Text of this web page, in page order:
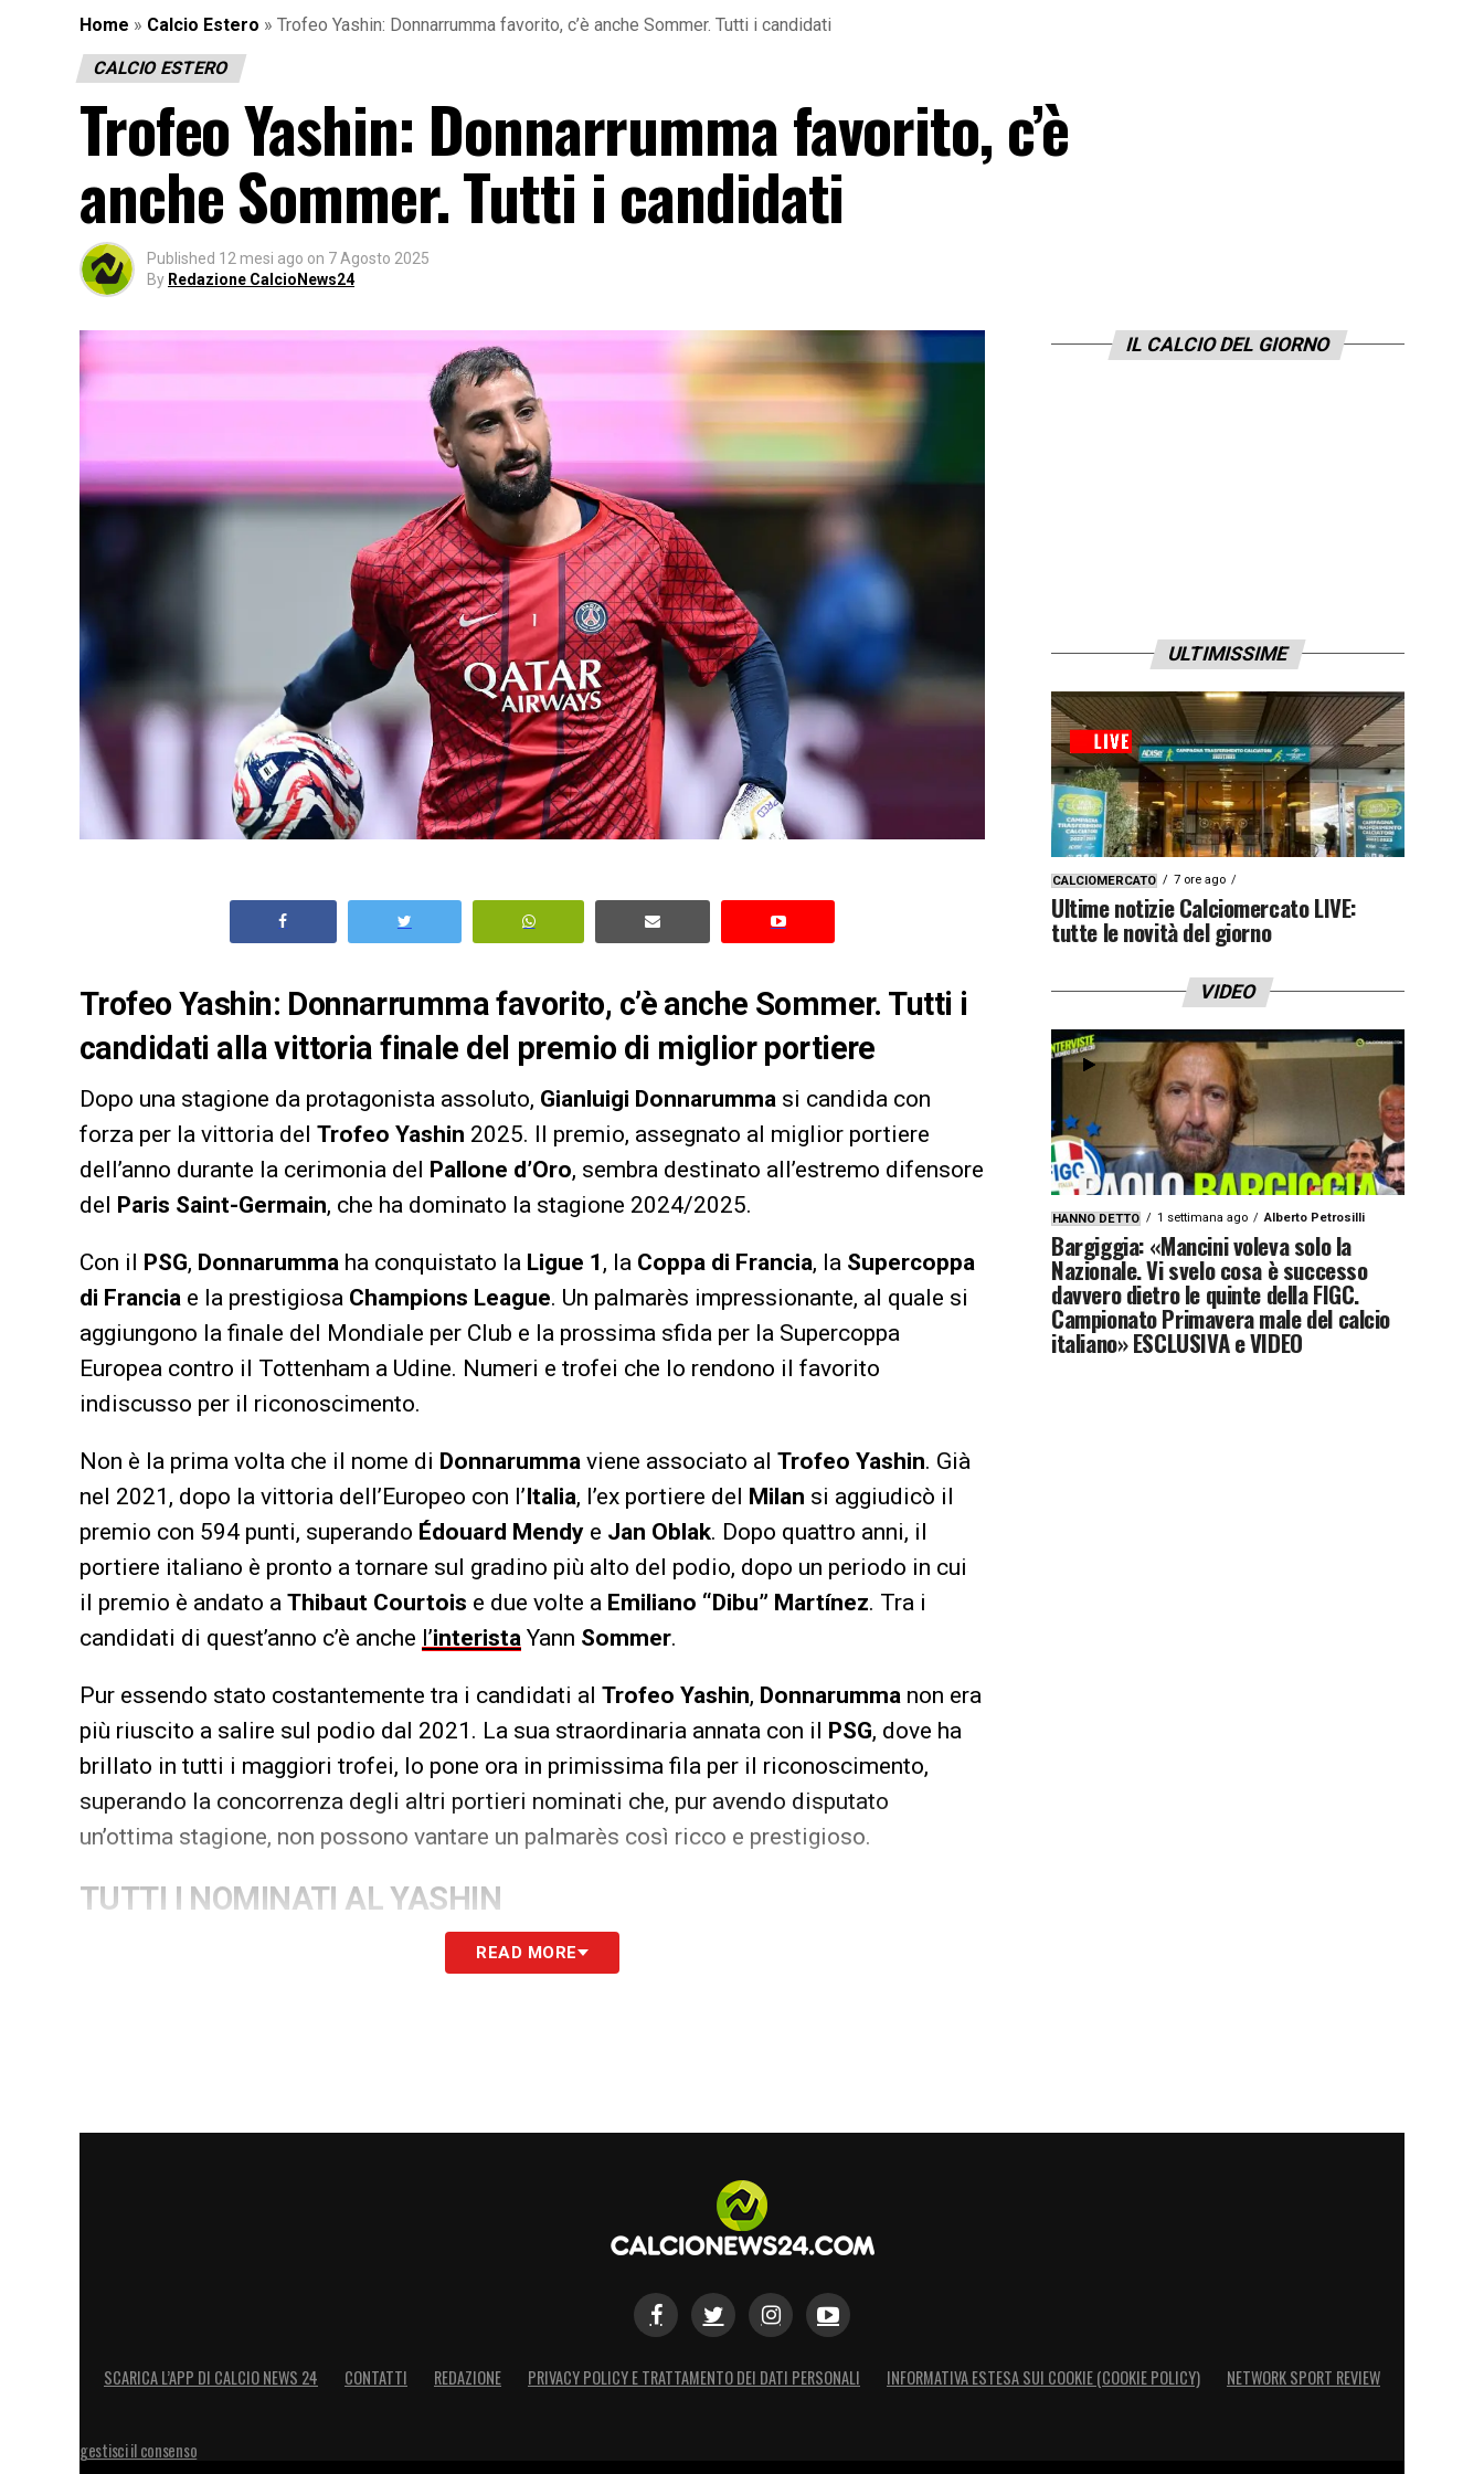
Home » Calcio Estero » Trofeo Yashin: Donnarrumma favorito, c’è anche Sommer. Tutti i candidati
CALCIO ESTERO
Trofeo Yashin: Donnarrumma favorito, c’è
anche Sommer. Tutti i candidati
Published 12 mesi ago on 7 Agosto 2025
By Redazione CalcioNews24
Trofeo Yashin: Donnarrumma favorito, c’è anche Sommer. Tutti i
candidati alla vittoria finale del premio di miglior portiere
Dopo una stagione da protagonista assoluto, Gianluigi Donnarumma si candida con
forza per la vittoria del Trofeo Yashin 2025. Il premio, assegnato al miglior portiere
dell’anno durante la cerimonia del Pallone d’Oro, sembra destinato all’estremo difensore
del Paris Saint-Germain, che ha dominato la stagione 2024/2025.
Con il PSG, Donnarumma ha conquistato la Ligue 1 , la Coppa di Francia, la Supercoppa
di Francia e la prestigiosa Champions League. Un palmarès impressionante, al quale si
aggiungono la finale del Mondiale per Club e la prossima sfida per la Supercoppa
Europea contro il Tottenham a Udine. Numeri e trofei che lo rendono il favorito
indiscusso per il riconoscimento.
Non è la prima volta che il nome di Donnarumma viene associato al Trofeo Yashin. Già
nel 2021, dopo la vittoria dell’Europeo con l’Italia, l’ex portiere del Milan si aggiudicò il
premio con 594 punti, superando Édouard Mendy e Jan Oblak. Dopo quattro anni, il
portiere italiano è pronto a tornare sul gradino più alto del podio, dopo un periodo in cui
il premio è andato a Thibaut Courtois e due volte a Emiliano “Dibu” Martínez. Tra i
candidati di quest’anno c’è anche l’interista Yann Sommer.
Pur essendo stato costantemente tra i candidati al Trofeo Yashin, Donnarumma non era
più riuscito a salire sul podio dal 2021. La sua straordinaria annata con il PSG, dove ha
brillato in tutti i maggiori trofei, lo pone ora in primissima fila per il riconoscimento,
superando la concorrenza degli altri portieri nominati che, pur avendo disputato
un’ottima stagione, non possono vantare un palmarès così ricco e prestigioso.
TUTTI I NOMINATI AL YASHIN
Dibu Martinez (Aston Villa e Argentina)
READ MORE
IL CALCIO DEL GIORNO
ULTIMISSIME
CALCIOMERCATO 7 ore ago
Ultime notizie Calciomercato LIVE:
tutte le novità del giorno
VIDEO
HANNO DETTO 1 settimana ago Alberto Petrosilli
Bargiggia: «Mancini voleva solo la
Nazionale. Vi svelo cosa è successo
davvero dietro le quinte della FIGC.
Campionato Primavera male del calcio
italiano» ESCLUSIVA e VIDEO
SCARICA L’APP DI CALCIO NEWS 24 CONTATTI REDAZIONE PRIVACY POLICY E TRATTAMENTO DEI DATI PERSONALI INFORMATIVA ESTESA SUI COOKIE (COOKIE POLICY) NETWORK SPORT REVIEW
gestisci il consenso